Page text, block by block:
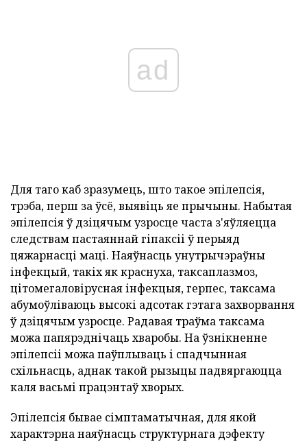
ad
Для таго каб зразумець, што такое эпілепсія,
трэба, перш за ўсё, выявіць яе прычыны. Набытая
эпілепсія ў дзіцячым узросце часта з'яўляецца
следствам пастаяннай гіпаксіі ў перыяд
цяжарнасці маці. Наяўнасць унутрычэраўны
інфекцый, такіх як краснуха, таксаплазмоз,
цітомегаловірусная інфекцыя, герпес, таксама
абумоўліваюць высокі адсотак гэтага захворвання
ў дзіцячым узросце. Радавая траўма таксама
можа папярэднічаць хваробы. На ўзнікненне
эпілепсіі можа паўплываць і спадчынная
схільнасць, аднак такой рызыцы падвяргаюцца
каля васьмі працэнтаў хворых.
Эпілепсія бывае сімптаматычная, для якой
характэрна наяўнасць структурнага дэфекту